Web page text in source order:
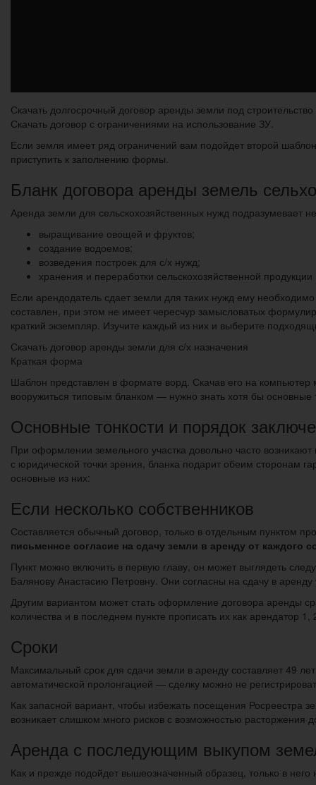
Скачать долгосрочный договор аренды земли под строительство
Скачать договор с ограничениями на использование ЗУ.
Если земля имеет ряд ограничений вам подойдет второй
приступить к заполнению формы.
Бланк договора аренды земель
Аренда земли для сельскохозяйственных нужд подразумевает
выращивание овощей и фруктов;
создание водоемов;
возведения построек для с/х нужд;
хранения и переработки сельскохозяйственной продукции
Если арендодатель сдает земли для таких нужд ему
составлен, при этом не имеет чересчур замысловатых
краткий экземпляр. Изучите каждый из них и выберите
Скачать договор аренды земли для с/х назначения
Краткая форма
Шаблон представлен в формате ворд. Скачав его на компьютер
вооружиться типовым бланком — нужно знать хотя бы
Основные тонкости и порядок
При оформлении земельного участка довольно часто
с юридической точки зрения, бланка подарит обеим сторонам
основные из них:
Если несколько собственников
Составляется обычный договор, только в отдельным пунктом
письменное согласие на сдачу земли в аренду от каждого
Пункт можно включить в первую главу, он может выглядеть
Балянову Анастасию Петровну. Они согласны на сдачу в
Другим вариантом может стать оформление договора аренды
количества и в последнем пункте прописать их как арендатор 1,
Сроки
Максимальный срок для сдачи земли в аренду составляет 49
автоматической пролонгацией — сделку можно не
Как запасной вариант, чтобы избежать посещения Росреестра
возникает слишком много рисков с возможностью
Аренда с последующим выкупом
Как и прежде подойдет вышеозначенный образец, только в